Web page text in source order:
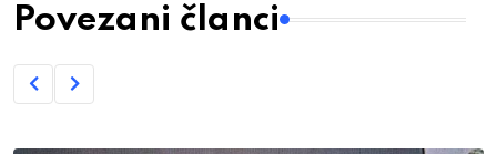
Povezani članci